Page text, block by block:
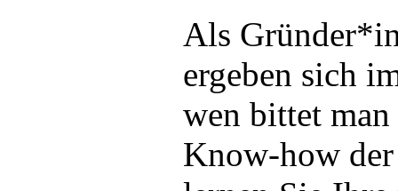
Als
ergeben sich
wen bittet
Know-how